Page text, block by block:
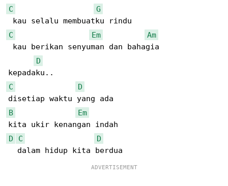
C
G
C
Em
Am
kau berikan senyuman dan bahagia
D
C
D
B
Em
D
C
D